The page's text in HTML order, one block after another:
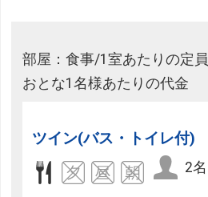
部屋：食事/1室あたりの定員
おとな1名様あたりの代金
ツイン(バス・トイレ付)
2名